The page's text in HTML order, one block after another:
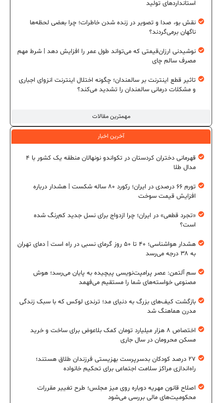
مهمترین مقالات
استانداردهای تولید
نقش بو، صدا و تصویر در زنده شدن خاطرات؛ چرا بعضی لحظه‌ها
ناگهان برمی‌گردند؟
نوشیدنی ارزان‌قیمتی که می‌تواند طول عمر را افزایش دهد | شرط مهم
مصرف سالم چای
تاثیر قطع اینترنت بر سالمندان؛ چگونه اختلال اینترنت انزوای اجباری
و مشکلات درمانی سالمندان را تشدید می‌کند؟
آخرین اخبار
قهرمانی دختران کردستان در تکواندو نونهالان منطقه یک کشور با ۴
مدال طلا
تورم ۶۶ درصدی در ایران؛ رکورد ۸۰ ساله شکست | هشدار درباره
افزایش قیمت سوخت
«تجرد قطعی» در ایران؛ چرا ازدواج برای نسل جدید کم‌رنگ شده
است؟
هشدار هواشناسی؛ ۴۰ تا ۵۰ روز گرمای نسبی در راه است | دمای تهران
به ۳۸ درجه می‌رسد
سم آلتمن: عصر پرامپت‌نویسی پیچیده به پایان می‌رسد؛ هوش
مصنوعی خواسته‌های شما را مستقیم می‌فهمد
بازگشت کیف‌های بزرگ به دنیای مد؛ ترندی لوکس که با سبک زندگی
مدرن هماهنگ شد
اختصاص ۸ هزار میلیارد تومان کمک بلاعوض برای ساخت و خرید
مسکن محرومان در سال جاری
۲۷ درصد کودکان بدسرپرست بهزیستی فرزندان طلاق هستند؛
راه‌اندازی مراکز سلامت اجتماعی برای تحکیم خانواده
اصلاح قانون مهریه دوباره روی میز مجلس؛ طرح تغییر مقررات
محکومیت‌های مالی بررسی می‌شود